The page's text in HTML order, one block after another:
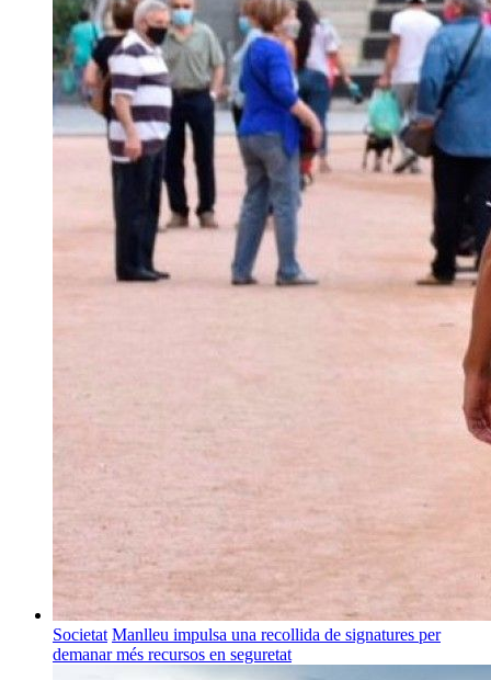
Societat Manlleu impulsa una recollida de signatures per
demanar més recursos en seguretat